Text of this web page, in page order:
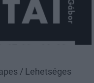
/ Lehetséges